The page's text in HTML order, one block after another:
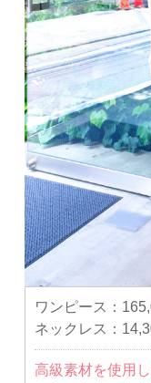
ワンピース：
ネックレス：
高級素材を使用